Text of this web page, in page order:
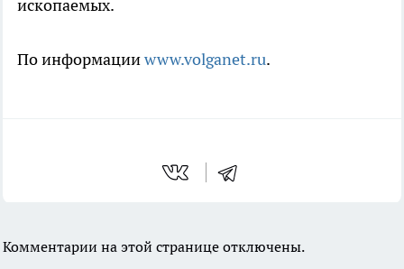
ископаемых.
По информацииwww.volganet.ru.
Комментарии на этой странице отключены.